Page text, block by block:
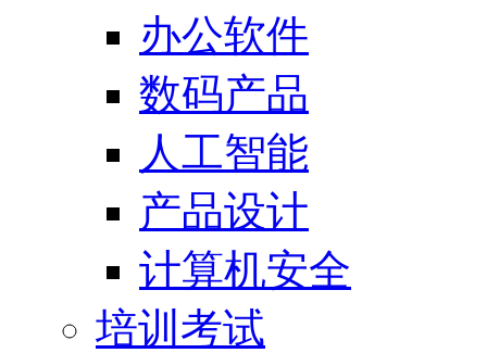
办公软件
数码产品
人工智能
产品设计
计算机安全
培训考试